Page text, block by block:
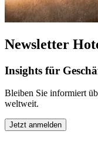
Newsletter
Insights für
Bleiben Sie informiert
weltweit.
Jetzt anmelden